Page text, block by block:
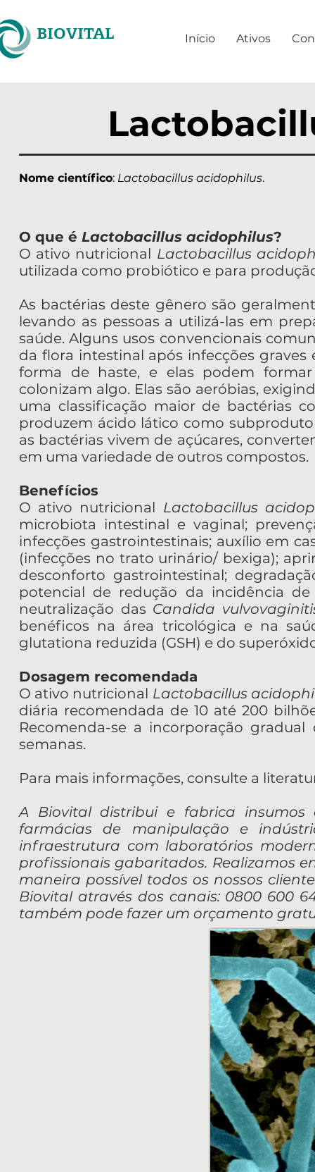
BIOVITAL Início Ativos
Nome científico: Lactobacillus acidophilus.
O que é Lactobacillus acidophilus?
O ativo nutricional Lactobacillus
utilizada como probiótico e para
As bactérias deste gênero são
levando as pessoas a utilizá-las em
saúde. Alguns usos convencionais
da flora intestinal após infecções
forma de haste, e elas podem
colonizam algo. Elas são aeróbias,
uma classificação maior de bactérias
produzem ácido lático como
as bactérias vivem de açúcares,
em uma variedade de outros compostos.
Benefícios
O ativo nutricional Lactobacillus
microbiota intestinal e vaginal;
infecções gastrointestinais; auxílio em
(infecções no trato urinário/ bexiga);
desconforto gastrointestinal;
potencial de redução da incidência
neutralização das Candida
benéficos na área tricológica e na
glutationa reduzida (GSH) e do
Dosagem recomendada
O ativo nutricional Lactobacillus
diária recomendada de 10 até 200
Recomenda-se a incorporação
semanas.
Para mais informações, consulte a
A Biovital distribui e fabrica insumos
farmácias de manipulação e
infraestrutura com laboratórios
profissionais gabaritados. Realizamos
maneira possível todos os nossos
Biovital através dos canais: 0800 600
também pode fazer um orçamento